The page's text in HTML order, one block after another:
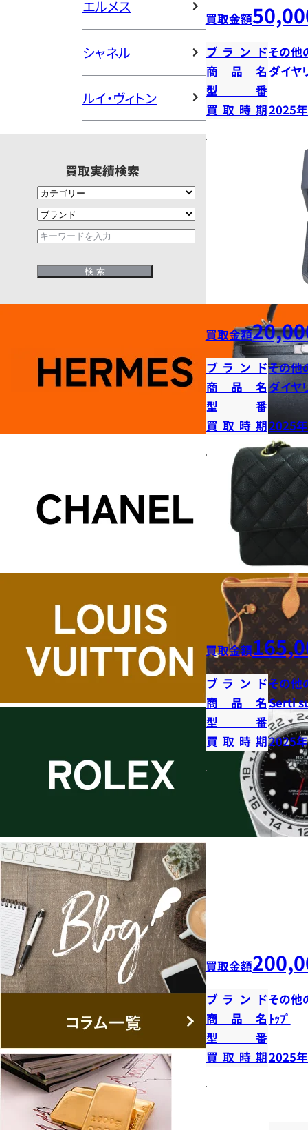
エルメス
シャネル
ルイ・ヴィトン
買取実績検索
買取金額
ブランドその他
商品名ダイヤ
型番
買取時期2025
買取金額
ブランドその他
商品名 ダイヤ
型番
買取時期2025
買取金額
ブランドその他
商品名Serti
型番
買取時期2025
買取金額
ブランドその他
商品名 ﾄｯﾌﾟ
型番
買取時期2025